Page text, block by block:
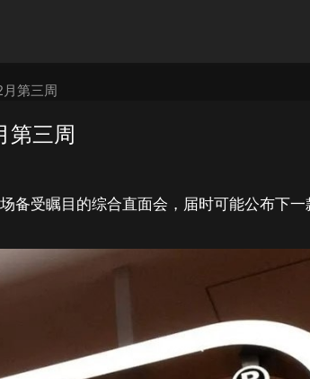
第三周
第三周
备受瞩目的综合直面会，届时可能公布下一